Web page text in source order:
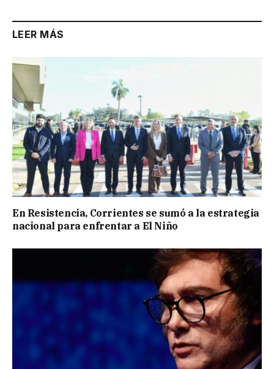
LEER MÁS
En Resistencia, Corrientes se sumó a la estrategia
nacional para enfrentar a El Niño